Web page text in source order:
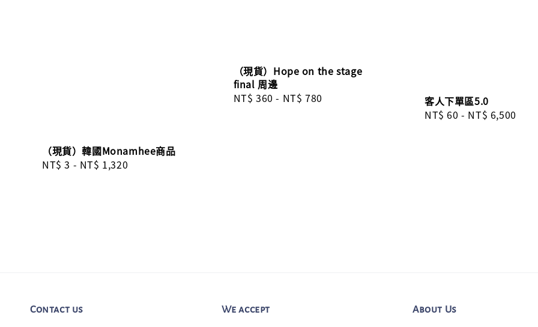
（現貨）韓國Monamhee商品
Regular
NT$ 3 - NT$ 1,320
（現貨）Hope on the stage
final 周邊
Regular
NT$ 360 - NT$ 780
客人下單區5.0
Regular
NT$ 60 - NT$ 6,500
Contact us We accept About Us